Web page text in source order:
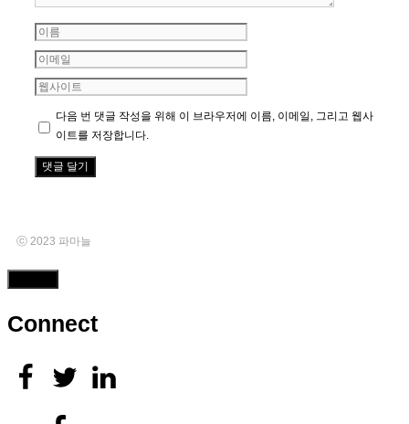
이
름
이
메
일
웹
이
다음 번 댓글 작성을 위해 이 브라우저에 이름, 이메일, 그리고 웹사
이트를 저장합니다.
ⓒ 2023 파마늘
Close
Connect